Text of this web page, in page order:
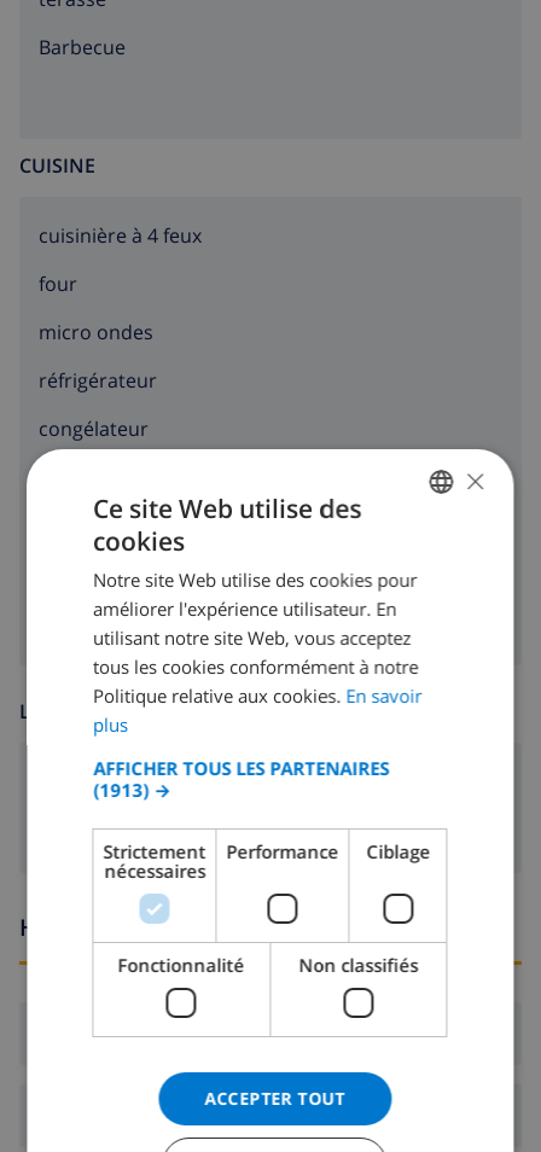
richesses, de nombreux artistes célèbres ont trouvé
calme et sérénité dans cette région de la côte
barbecue
CUISINE
cuisinière à 4 feux
four
micro ondes
réfrigérateur
congélateur
lave-vaisselle
machine à laver
LOISIR
Cable tv
Heures d'arrivée et de départ
Arrivée:De 16:00 avant 20:00
DUTCH
SPANISH
GERMAN
DANISH
×
Ce site Web utilise des
cookies
Notre site Web utilise des cookies pour
améliorer l'expérience utilisateur. En
utilisant notre site Web, vous acceptez
tous les cookies conformément à notre
Politique relative aux cookies. En savoir
plus
AFFICHER TOUS LES PARTENAIRES
(1913) →
Strictement
nécessaires
Performance Ciblage
Fonctionnalité Non classifiés
ACCEPTER TOUT